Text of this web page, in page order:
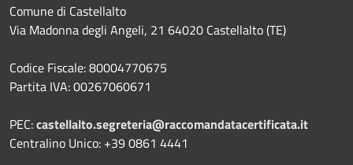
Comune di Castellalto
Via Madonna degli Angeli, 21 64020 Castellalto (TE)
Codice Fiscale: 80004770675
Partita IVA: 00267060671
PEC:castellalto.segreteria@raccomandatacertificata.it
Centralino Unico: +39 0861 4441